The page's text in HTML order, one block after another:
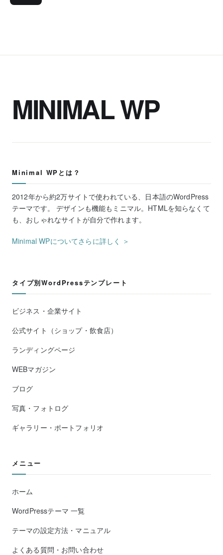
MINIMAL WP
Minimal WPとは？
2012年から約2万サイトで使われている、日本語のWordPress
テーマです。 デザインも機能もミニマル。HTMLを知らなくて
も、おしゃれなサイトが自分で作れます。
Minimal WPについてさらに詳しく ＞
タイプ別WordPressテンプレート
ビジネス・企業サイト
公式サイト（ショップ・飲食店）
ランディングページ
WEBマガジン
ブログ
写真・フォトログ
ギャラリー・ポートフォリオ
メニュー
ホーム
WordPressテーマ 一覧
テーマの設定方法・マニュアル
よくある質問・お問い合わせ